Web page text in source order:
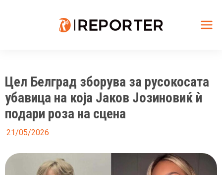
Цел Белград зборува за русокосата
убавица на која Јаков Јозиновиќ ѝ
подари роза на сцена
21/05/2026